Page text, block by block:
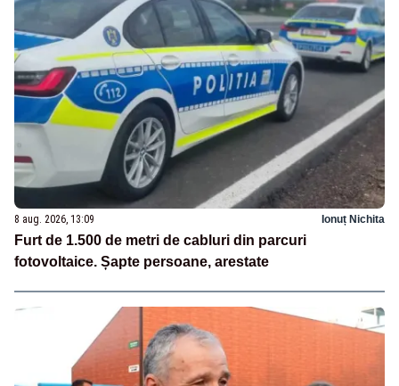
8 aug. 2026, 13:09 Ionuț Nichita
Furt de 1.500 de metri de cabluri din parcuri
fotovoltaice. Șapte persoane, arestate